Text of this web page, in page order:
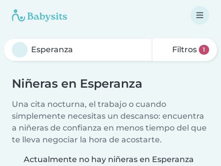
Filtros 1
Niñeras en Esperanza
Una cita nocturna, el trabajo o cuando
simplemente necesitas un descanso: encuentra
a niñeras de confianza en menos tiempo del que
te lleva negociar la hora de acostarte.
Actualmente no hay niñeras en Esperanza